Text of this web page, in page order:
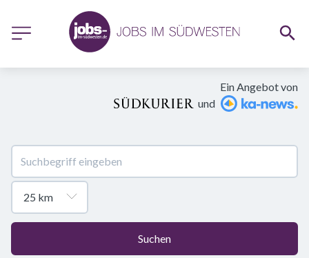
Ein Angebot von
und
Suchen